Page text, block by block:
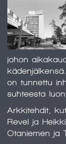
johon
on tunnettu
suhteesta
Arkkitehdit,
Revel ja
Otaniemen ja